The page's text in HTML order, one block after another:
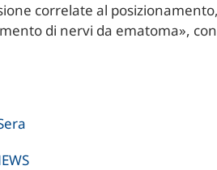
correlate al
di nervi da ematoma»,